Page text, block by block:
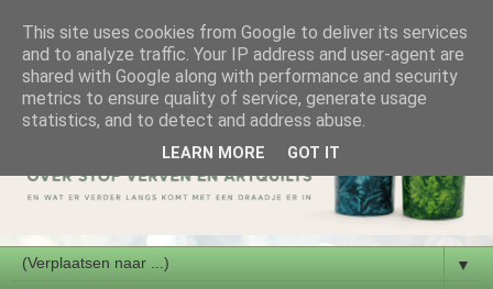
▼
This site uses cookies from Google to deliver its services
and to analyze traffic. Your IP address and user-agent are
shared with Google along with performance and security
metrics to ensure quality of service, generate usage
statistics, and to detect and address abuse.
LEARN MORE GOT IT